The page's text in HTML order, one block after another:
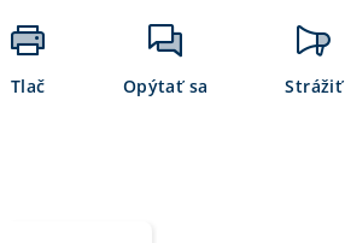
Tlač Opýtať sa Strážiť